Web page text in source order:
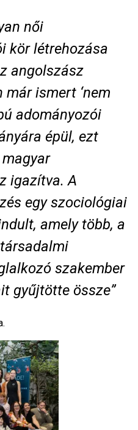
női
kör létrehozása
angolszász
már ismert ‘nem
adományozói
épül, ezt
igazítva. A
egy szociológiai
amely több, a
szakember
gyűjtötte össze”